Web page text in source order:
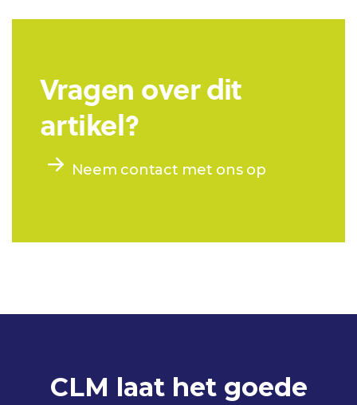
Vragen over dit
artikel?
Neem contact met ons op
CLM laat het goede